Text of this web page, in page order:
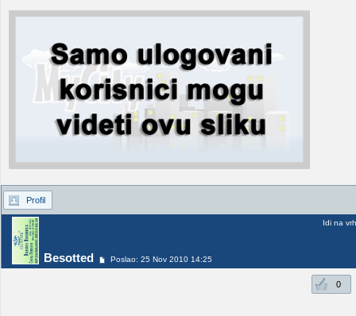
Profil
Besotted Poslao: 25 Nov 2010 14:25
Idi na vrh
0